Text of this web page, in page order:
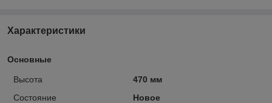
Характеристики
Основные
Высота
470 мм
Состояние
Новое